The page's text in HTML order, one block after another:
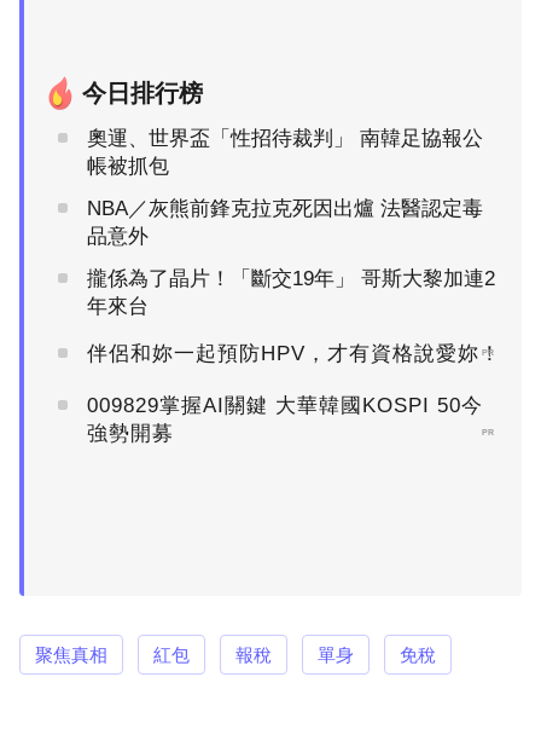
今日排行榜
奧運、世界盃「性招待裁判」 南韓足協報公
帳被抓包
NBA／灰熊前鋒克拉克死因出爐 法醫認定毒
品意外
攏係為了晶片！「斷交19年」 哥斯大黎加連2
年來台
伴侶和妳一起預防HPV，才有資格說愛妳！
PR
009829掌握AI關鍵 大華韓國KOSPI 50今
強勢開募
PR
聚焦真相 紅包 報稅 單身 免稅